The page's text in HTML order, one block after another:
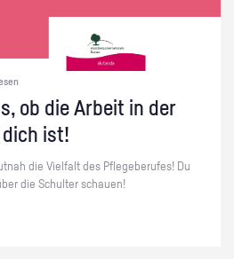
ob die Ar­beit in der
dich ist!
die Viel­falt des Pfle­ge­be­ru­fes! Du
die Schul­ter schau­en!